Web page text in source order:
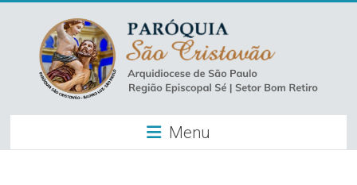
content
Paróquia
São
Menu